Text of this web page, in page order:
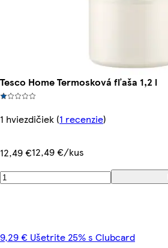
Tesco Home Termosková fľaša 1,2 l
1 hviezdičiek (1 recenzie)
12,49 €12,49 €/kus
9,29 € Ušetrite 25% s Clubcard